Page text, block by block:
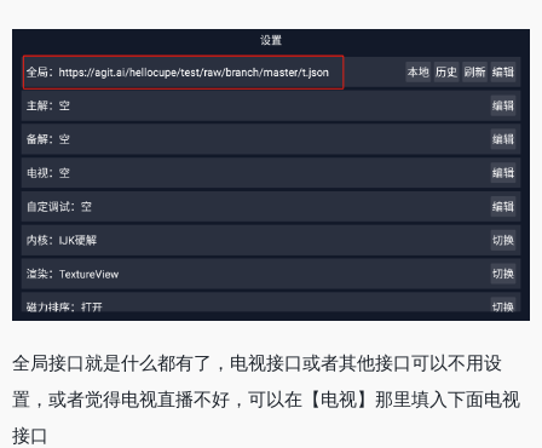
全局接口就是什么都有了，电视接口或者其他接口可以不用设
置，或者觉得电视直播不好，可以在【电视】那里填入下面电视
接口